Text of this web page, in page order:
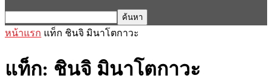
หน้าแรก แท็ก ชินจิ มินาโตกาวะ
แท็ก: ชินจิ มินาโตกาวะ